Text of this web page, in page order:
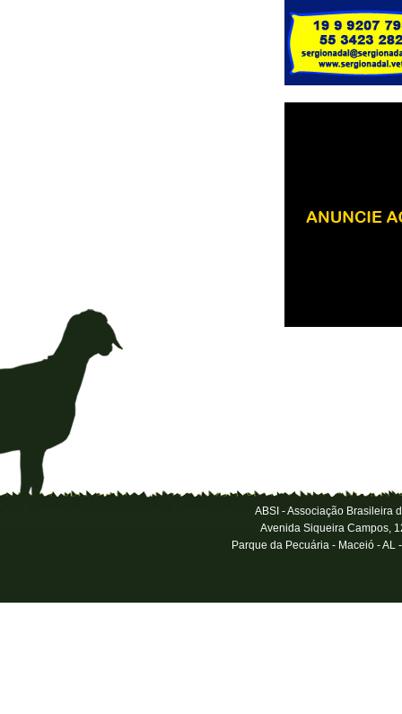
ABSI - Associação Brasileira
Avenida Siqueira Campos,
Parque da Pecuária - Maceió - AL